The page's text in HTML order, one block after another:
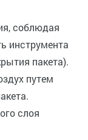
соблюдая
инструмента
пакета).
путем
слоя